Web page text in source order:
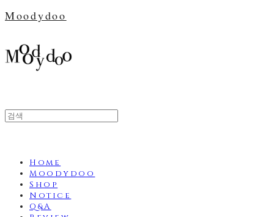
Moodydoo
Home
Moodydoo
Shop
Notice
Q&A